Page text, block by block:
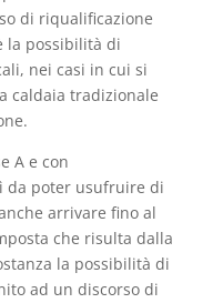
di riqualificazione
la possibilità di
nei casi in cui si
caldaia tradizionale
A e con
da poter usufruire di
arrivare fino al
che risulta dalla
la possibilità di
ad un discorso di